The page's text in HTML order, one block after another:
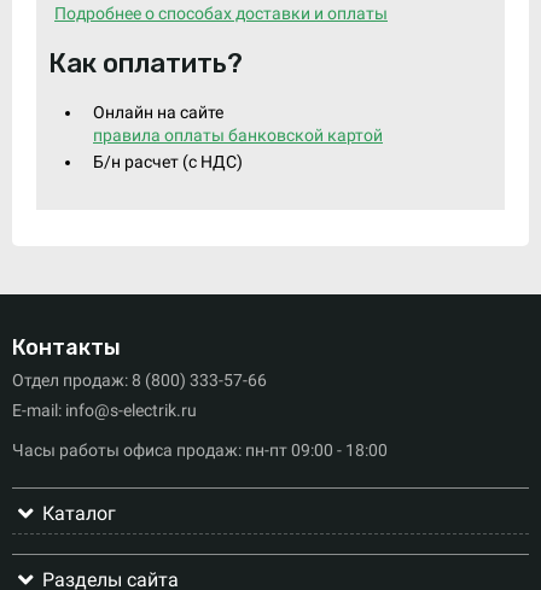
Подробнее о способах доставки и оплаты
Как оплатить?
Онлайн на сайте
правила оплаты банковской картой
Б/н расчет (c НДС)
Контакты
Отдел продаж: 8 (800) 333-57-66
E-mail: info@s-electrik.ru
Часы работы офиса продаж: пн-пт 09:00 - 18:00
Каталог
Разделы сайта